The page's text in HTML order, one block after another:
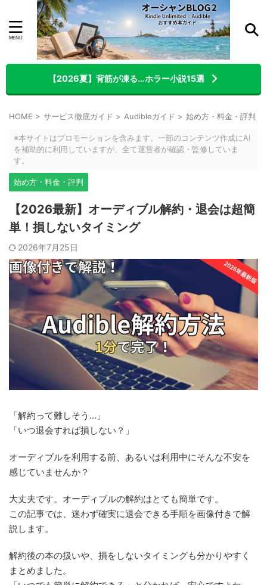
【2026夏】背筋が凍る…ホラー小説15選
HOME > サービス徹底ガイド > Audibleガイド > 始め方・料金・評判
※本サイトはプロモーションを含みます。一部のコンテンツ作成にAI
を補助的に利用していますが、全て運営者が確認・監修していま
す。
始め方・料金・評判
【2026最新】オーディブル解約・退会は超簡
単！損しないタイミング
2026年7月25日
「解約って難しそう…」
「いつ退会すれば損しない？」
オーディブルを利用する前、あるいは利用中にそんな不安を
感じていませんか？
大丈夫です。オーディブルの解約はとても簡単です。
この記事では、迷わず確実に退会できる手順を画像付きで解
説します。
解約後の本の扱いや、損をしないタイミングも分かりやすく
まとめました。